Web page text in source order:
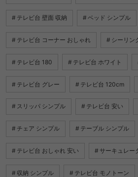
テレビ台 壁面 収納 ベッド シンプル
テレビ台 コーナー おしゃれ シーリン
テレビ台 180 テレビ台 ホワイト
テレビ台 グレー テレビ台 120cm
スリッパ シンプル テレビ台 安い
チェア シンプル テーブル シンプル
テレビ台 おしゃれ 安い サーキュレー
収納 シンプル テレビ台 モノトーン